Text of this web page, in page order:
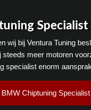
Specialist
wij bij Ventura Tuning
steeds meer motoren
specialist enorm
Chiptuning Specialist